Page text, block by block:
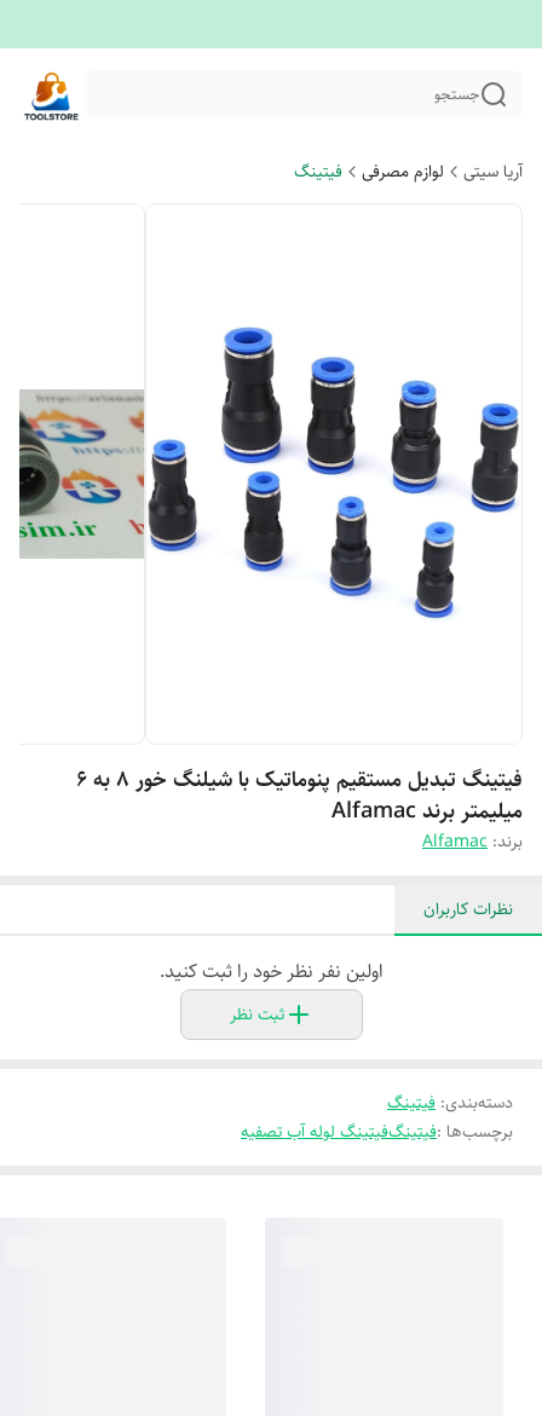
جستجو
آریا سیتی لوازم مصرفی فیتینگ
فیتینگ تبدیل مستقیم پنوماتیک با شیلنگ خور 8 به 6
میلیمتر برند Alfamac
برند: Alfamac
نظرات کاربران
اولین نفر نظر خود را ثبت کنید.
ثبت نظر
دسته‌بندی: فیتینگ
برچسب‌ها :فیتینگفیتینگ لوله آب تصفیه